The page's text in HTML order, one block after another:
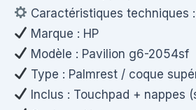
Caractéristiques techniques :
Marque : HP
Modèle : Pavilion g6-2054sf
Type : Palmrest / coque
Inclus : Touchpad + nappes